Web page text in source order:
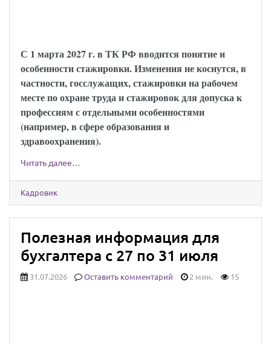
С 1 марта 2027 г. в ТК РФ вводится понятие и
особенности стажировки. Изменения не коснутся, в
частности, госслужащих, стажировки на рабочем
месте по охране труда и стажировок для допуска к
профессиям с отдельными особенностями
(например, в сфере образования и
здравоохранения).
Читать далее…
Кадровик
Полезная информация для
бухгалтера с 27 по 31 июля
31.07.2026 Оставить комментарий 2 мин. 15